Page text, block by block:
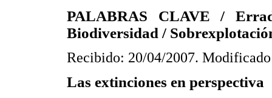
PALABRAS CLAVE /
Biodiversidad /
Recibido: 20/04/2007.
Las extinciones en perspectiva